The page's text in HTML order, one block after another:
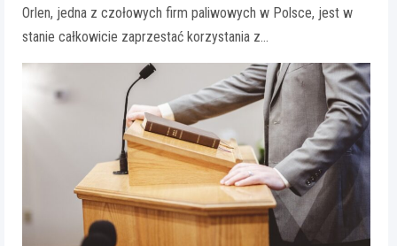
Orlen, jedna z czołowych firm paliwowych w Polsce, jest w
stanie całkowicie zaprzestać korzystania z…